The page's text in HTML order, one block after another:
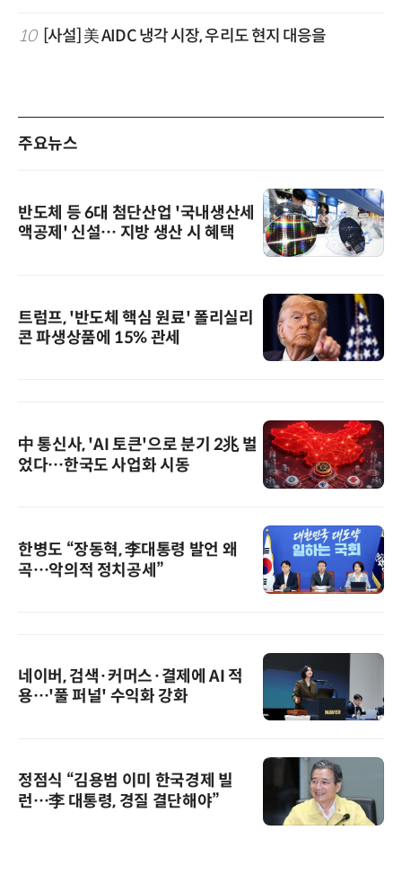
10 [사설] 美 AIDC 냉각 시장, 우리도 현지 대응을
주요뉴스
반도체 등 6대 첨단산업 '국내생산세
액공제' 신설… 지방 생산 시 혜택
트럼프, '반도체 핵심 원료' 폴리실리
콘 파생상품에 15% 관세
中 통신사, 'AI 토큰'으로 분기 2兆 벌
었다…한국도 사업화 시동
한병도 “장동혁, 李대통령 발언 왜
곡…악의적 정치공세”
네이버, 검색·커머스·결제에 AI 적
용…'풀 퍼널' 수익화 강화
정점식 “김용범 이미 한국경제 빌
런…李 대통령, 경질 결단해야”